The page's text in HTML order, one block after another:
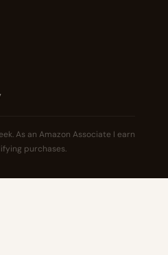
As an Amazon Associate I earn
purchases.